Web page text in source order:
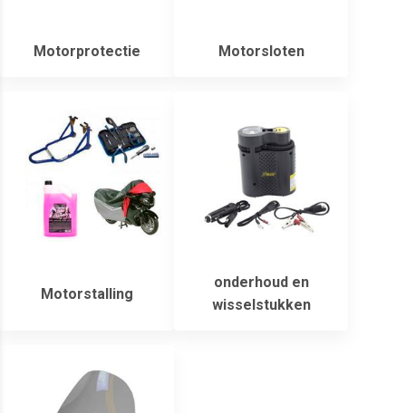
Motorprotectie Motorsloten
Motorstalling
onderhoud en
wisselstukken